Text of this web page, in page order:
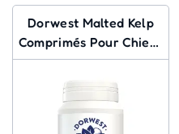
Dorwest Malted Kelp
Comprimés Pour Chiens
et Chats 100 Comprimés